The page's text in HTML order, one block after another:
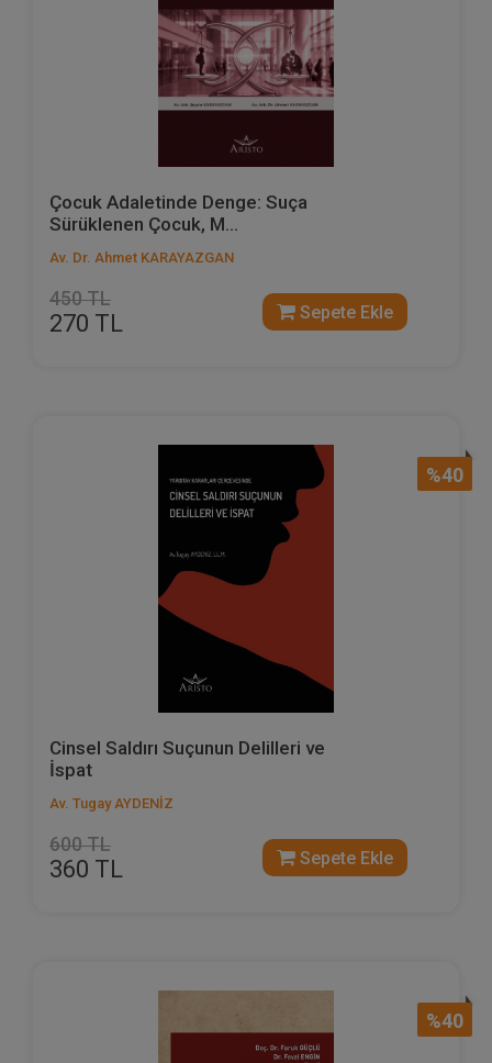
Çocuk Adaletinde Denge: Suça
Sürüklenen Çocuk, M...
Av. Dr. Ahmet KARAYAZGAN
450 TL
270 TL Sepete Ekle
%40
Cinsel Saldırı Suçunun Delilleri ve
İspat
Av. Tugay AYDENİZ
600 TL
360 TL Sepete Ekle
%40